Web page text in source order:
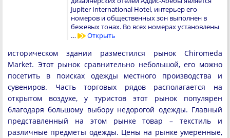
Jupiter International Hotel, интерьер его
номеров и общественных зон выполнен в
бежевых тонах. Во всех номерах установлены
…
Открыть
историческом здании разместился рынок Chiromeda
Market. Этот рынок сравнительно небольшой, его можно
посетить в поисках одежды местного производства и
сувениров. Часть торговых рядов располагается на
открытом воздухе, у туристов этот рынок популярен
благодаря большому выбору недорогой одежды. Главный
представленный на этом рынке товар – текстиль и
различные предметы одежды. Цены на рынке умеренные,